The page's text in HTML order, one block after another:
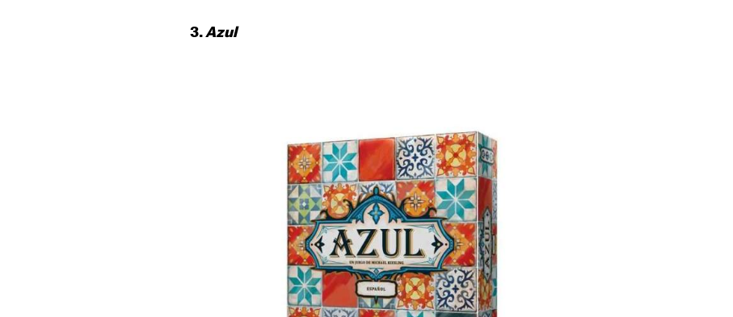
3. Azul